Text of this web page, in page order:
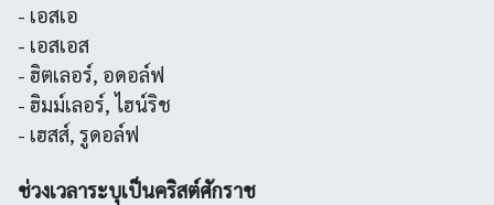
- เอสเอ
- เอสเอส
- ฮิตเลอร์, อดอล์ฟ
- ฮิมม์เลอร์, ไฮน์ริช
- เฮสส์, รูดอล์ฟ
ช่วงเวลาระบุเป็นคริสต์ศักราช